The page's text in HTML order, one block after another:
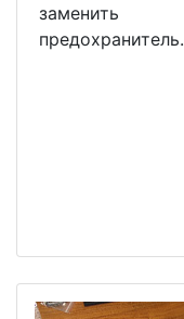
заменить
предохранитель.